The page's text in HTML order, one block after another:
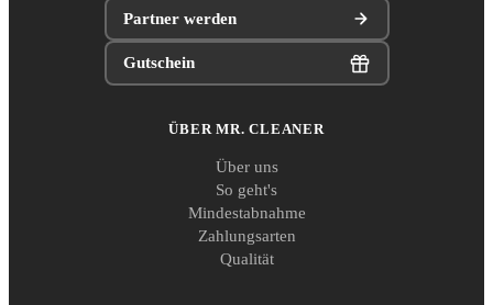
Partner werden
Gutschein
ÜBER MR. CLEANER
Über uns
So geht's
Mindestabnahme
Zahlungsarten
Qualität